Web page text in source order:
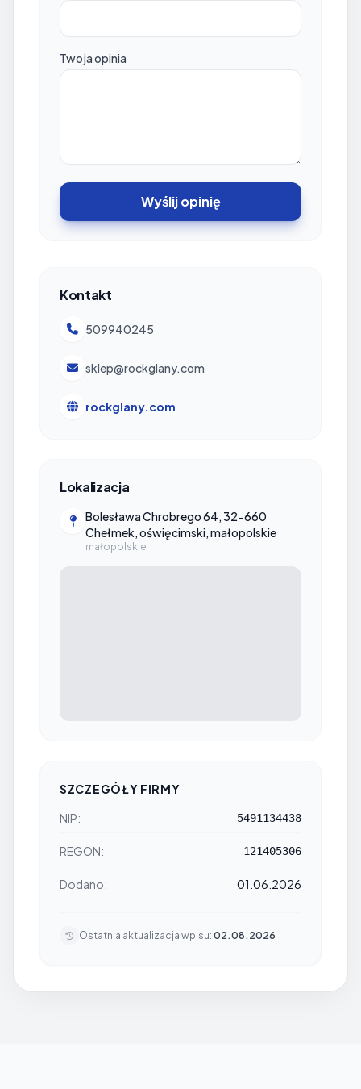
Twoja opinia
Wyślij opinię
Kontakt
509940245
sklep@rockglany.com
rockglany.com
Lokalizacja
Bolesława Chrobrego 64, 32-660
Chełmek, oświęcimski, małopolskie
małopolskie
SZCZEGÓŁY FIRMY
NIP:
5491134438
REGON: 121405306
Dodano: 01.06.2026
Ostatnia aktualizacja wpisu: 02.08.2026